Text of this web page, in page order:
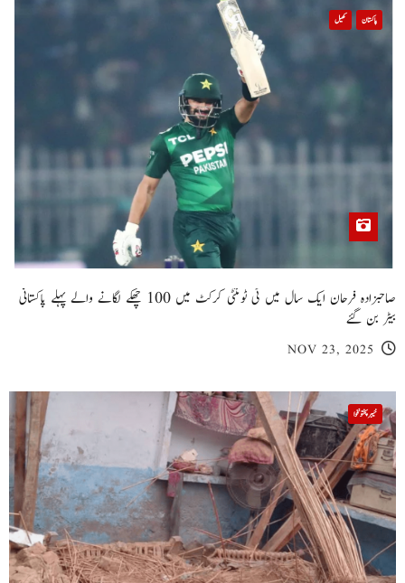
پاکستان کھیل
صاحبزادہ فرحان ایک سال میں ٹی ٹوئنٹی کرکٹ میں 100 چھکے لگانے والے پہلے پاکستانی
بیٹر بن گئے
NOV 23, 2025
خیبر پختونخوا